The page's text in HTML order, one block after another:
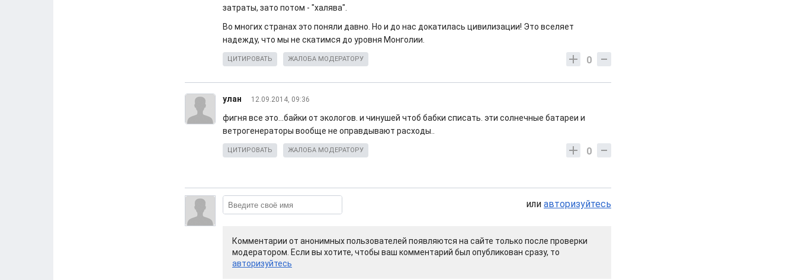
затраты, зато потом - "халява".
Во многих странах это поняли давно. Но и до нас докатилась цивилизации! Это вселяет
надежду, что мы не скатимся до уровня Монголии.
0
ЦИТИРОВАТЬ ЖАЛОБА МОДЕРАТОРУ
улан 12.09.2014, 09:36
фигня все это...байки от экологов. и чинушей чтоб бабки списать. эти солнечные батареи и
ветрогенераторы вообще не оправдывают расходы..
0
ЦИТИРОВАТЬ ЖАЛОБА МОДЕРАТОРУ
или авторизуйтесь
Комментарии от анонимных пользователей появляются на сайте только после проверки
модератором. Если вы хотите, чтобы ваш комментарий был опубликован сразу, то
авторизуйтесь